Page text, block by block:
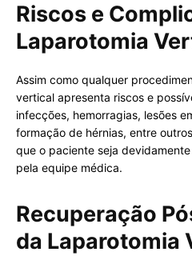
Riscos e
Laparotomia
Assim como qualquer
vertical apresenta riscos e
infecções, hemorragias, lesões
formação de hérnias, entre
que o paciente seja
pela equipe médica.
Recuperação
da Laparotomia